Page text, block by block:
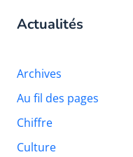
Actualités
Archives
Au fil des pages
Chiffre
Culture